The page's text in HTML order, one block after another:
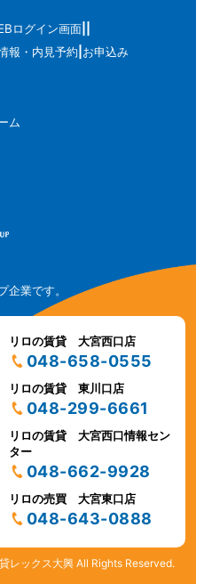
ログイン画面
報・内見予約 お申込み
ム
企業です。
リロの賃貸 大宮西口店
048-658-0555
リロの賃貸 東川口店
048-299-6661
リロの賃貸 大宮西口情報セン
ター
048-662-9928
リロの売買 大宮東口店
048-643-0888
レックス大興 All Rights Reserved.